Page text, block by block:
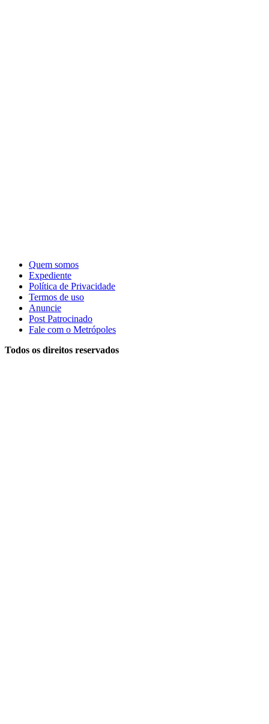
Quem somos
Expediente
Política de Privacidade
Termos de uso
Anuncie
Post Patrocinado
Fale com o Metrópoles
Todos os direitos reservados